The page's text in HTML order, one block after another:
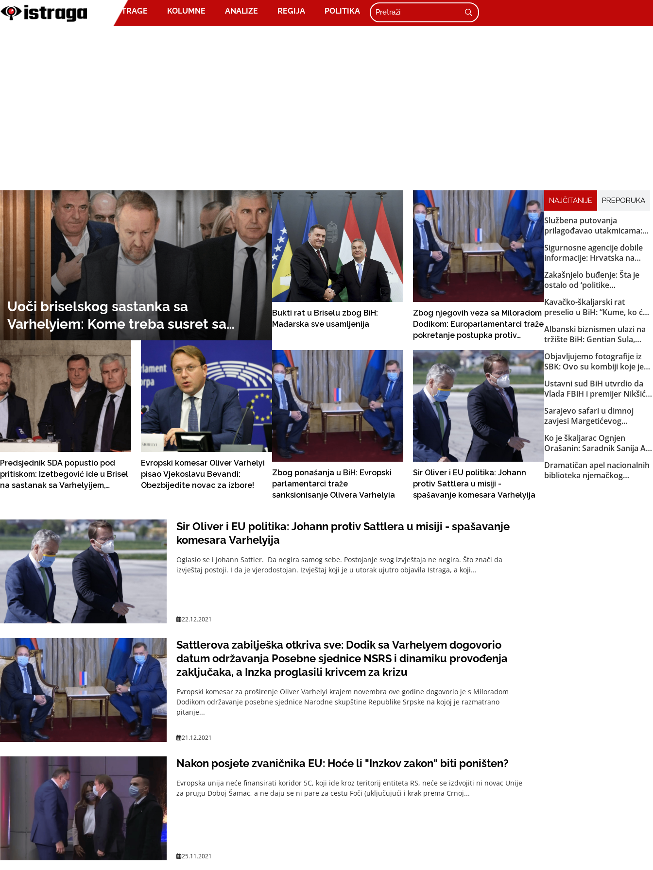
ISTRAGE KOLUMNE ANALIZE REGIJA POLITIKA
Uoči briselskog sastanka sa
Varhelyiem: Kome treba susret sa
Orbanovim diplomatom?
Predsjednik SDA popustio pod
pritiskom: Izetbegović ide u Brisel
na sastanak sa Varhelyijem,
Evropski komesar Oliver Varhelyi
pisao Vjekoslavu Bevandi:
Obezbijedite novac za izbore!
Bukti rat u Briselu zbog BiH:
Mađarska sve usamljenija
Zbog njegovih veza sa Miloradom
Dodikom: Europarlamentarci traže
pokretanje postupka protiv
Sattlerovu zabilješku
Zbog ponašanja u BiH: Evropski
parlamentarci traže
sanksionisanje Olivera Varhelyia
Sir Oliver i EU politika: Johann
protiv Sattlera u misiji -
spašavanje komesara Varhelyija
NAJČITANIJE PREPORUKA
Službena putovanja
prilagođavao utakmicama:
državnom trošku pratio
reprezentaciju BiH
Sigurnosne agencije dobile
informacije: Hrvatska na
Željavi pravi imigracioni
centar kako bi u BiH mogla
ilegalno prebacivati migrante
Zakašnjelo buđenje: Šta je
ostalo od ‘politike
SNSD-om?
Kavačko-škaljarski rat
preselio u BiH: “Kume, ko će
Albanski biznismen ulazi na
tržište BiH: Gentian Sula,
u dvije države, dobio licencu
DERK-a za trgovinu strujom
Objavljujemo fotografije iz
SBK: Ovo su kombiji koje je
Republike Srpske za akciju u
Bugojnu!
Ustavni sud BiH utvrdio da
Vlada FBiH i premijer Nikšić
odluka: Sud obavijestio
državno Tužilaštvo
Sarajevo safari u dimnoj
zavjesi Margetićevog
medijski spektakl i nula
konkretnih dokaza
Ko je škaljarac Ognjen
Orašanin: Saradnik Sanija Al
Karišku predavao milione
kokainskih eura koji su
Dramatičan apel nacionalnih
biblioteka njemačkog
Sir Oliver i EU politika: Johann protiv Sattlera u misiji - spašavanje
komesara Varhelyija
Oglasio se i Johann Sattler. Da negira samog sebe. Postojanje svog izvještaja ne negira. Što znači da
izvještaj postoji. I da je vjerodostojan. Izvještaj koji je u utorak ujutro objavila Istraga, a koji...
22.12.2021
Sattlerova zabilješka otkriva sve: Dodik sa Varhelyem dogovorio
datum održavanja Posebne sjednice NSRS i dinamiku provođenja
zaključaka, a Inzka proglasili krivcem za krizu
Evropski komesar za proširenje Oliver Varhelyi krajem novembra ove godine dogovorio je s Miloradom
Dodikom održavanje posebne sjednice Narodne skupštine Republike Srpske na kojoj je razmatrano
pitanje...
21.12.2021
Nakon posjete zvaničnika EU: Hoće li "Inzkov zakon" biti poništen?
Evropska unija neće finansirati koridor 5C, koji ide kroz teritorij entiteta RS, neće se izdvojiti ni novac Unije
za prugu Doboj-Šamac, a ne daju se ni pare za cestu Foči (uključujući i krak prema Crnoj...
25.11.2021